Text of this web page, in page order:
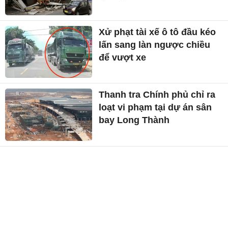
Xử phạt tài xế ô tô đầu kéo
lấn sang làn ngược chiều
để vượt xe
Thanh tra Chính phủ chỉ ra
loạt vi phạm tại dự án sân
bay Long Thành